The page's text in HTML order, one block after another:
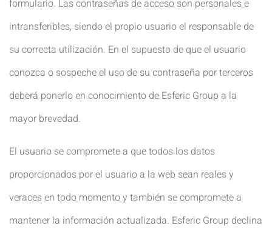
formulario. Las contraseñas de acceso son personales e
intransferibles, siendo el propio usuario el responsable de
su correcta utilización. En el supuesto de que el usuario
conozca o sospeche el uso de su contraseña por terceros
deberá ponerlo en conocimiento de Esferic Group a la
mayor brevedad.
El usuario se compromete a que todos los datos
proporcionados por el usuario a la web sean reales y
veraces en todo momento y también se compromete a
mantener la información actualizada. Esferic Group declina